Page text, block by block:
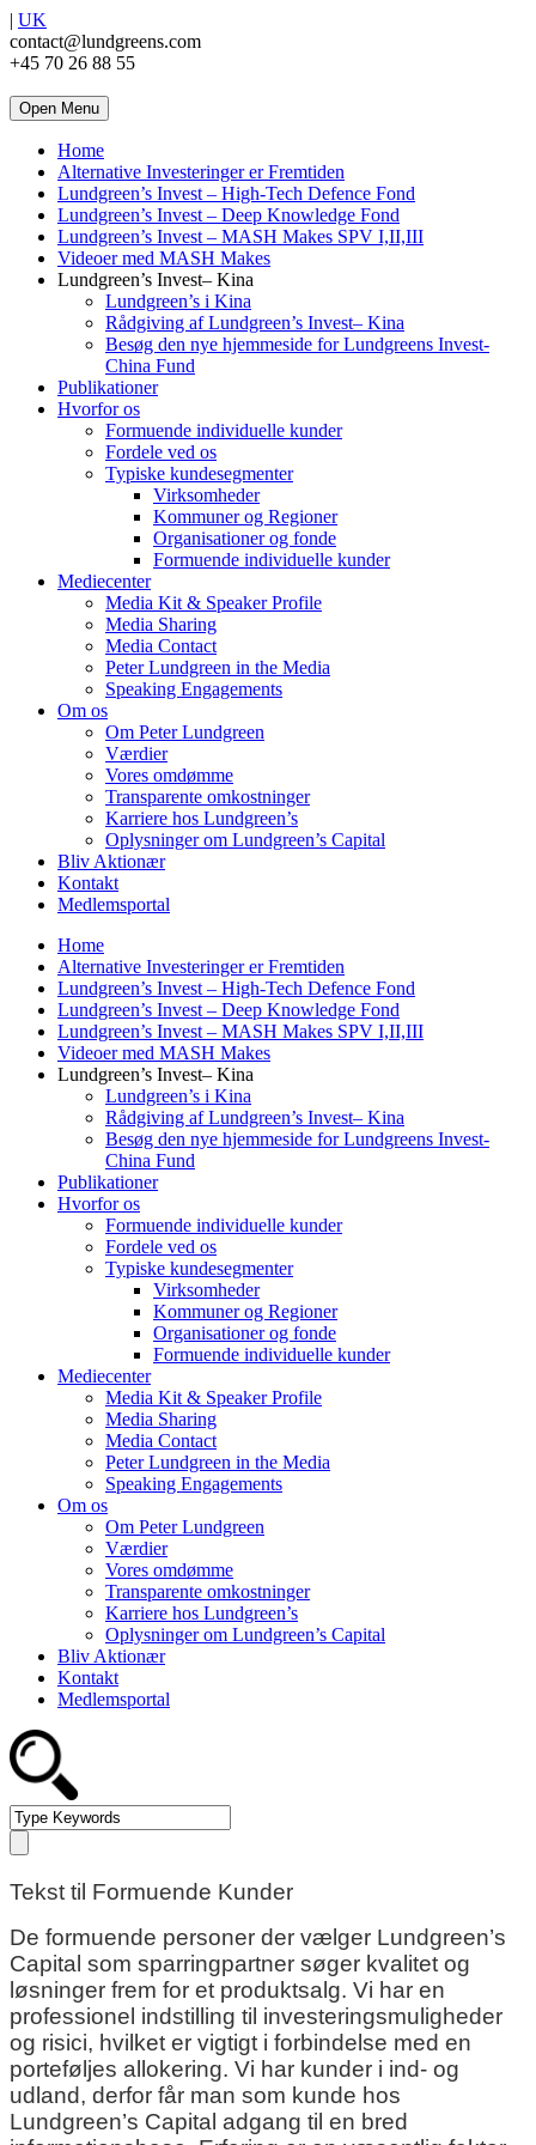
| UK
contact@lundgreens.com
+45 70 26 88 55
Open Menu
Home
Alternative Investeringer er Fremtiden
Lundgreen’s Invest – High-Tech Defence Fond
Lundgreen’s Invest – Deep Knowledge Fond
Lundgreen’s Invest – MASH Makes SPV I,II,III
Videoer med MASH Makes
Lundgreen’s Invest– Kina
Lundgreen’s i Kina
Rådgiving af Lundgreen’s Invest– Kina
Besøg den nye hjemmeside for Lundgreens Invest-
China Fund
Publikationer
Hvorfor os
Formuende individuelle kunder
Fordele ved os
Typiske kundesegmenter
Virksomheder
Kommuner og Regioner
Organisationer og fonde
Formuende individuelle kunder
Mediecenter
Media Kit & Speaker Profile
Media Sharing
Media Contact
Peter Lundgreen in the Media
Speaking Engagements
Om os
Om Peter Lundgreen
Værdier
Vores omdømme
Transparente omkostninger
Karriere hos Lundgreen’s
Oplysninger om Lundgreen’s Capital
Bliv Aktionær
Kontakt
Medlemsportal
Home
Alternative Investeringer er Fremtiden
Lundgreen’s Invest – High-Tech Defence Fond
Lundgreen’s Invest – Deep Knowledge Fond
Lundgreen’s Invest – MASH Makes SPV I,II,III
Videoer med MASH Makes
Lundgreen’s Invest– Kina
Lundgreen’s i Kina
Rådgiving af Lundgreen’s Invest– Kina
Besøg den nye hjemmeside for Lundgreens Invest-
China Fund
Publikationer
Hvorfor os
Formuende individuelle kunder
Fordele ved os
Typiske kundesegmenter
Virksomheder
Kommuner og Regioner
Organisationer og fonde
Formuende individuelle kunder
Mediecenter
Media Kit & Speaker Profile
Media Sharing
Media Contact
Peter Lundgreen in the Media
Speaking Engagements
Om os
Om Peter Lundgreen
Værdier
Vores omdømme
Transparente omkostninger
Karriere hos Lundgreen’s
Oplysninger om Lundgreen’s Capital
Bliv Aktionær
Kontakt
Medlemsportal
Tekst til Formuende Kunder
De formuende personer der vælger Lundgreen’s
Capital som sparringpartner søger kvalitet og
løsninger frem for et produktsalg. Vi har en
professionel indstilling til investeringsmuligheder
og risici, hvilket er vigtigt i forbindelse med en
porteføljes allokering. Vi har kunder i ind- og
udland, derfor får man som kunde hos
Lundgreen’s Capital adgang til en bred